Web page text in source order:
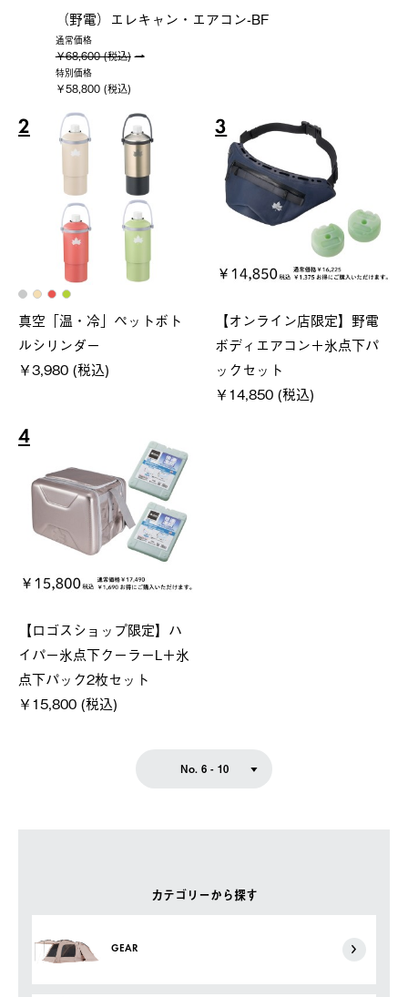
カテゴリーから探す
GEAR
（野電）エレキャン・エアコン-BF
通常価格
￥68,600 (税込)
特別価格
￥58,800 (税込)
2
真空「温・冷」ペットボト
ルシリンダー
￥3,980 (税込)
3
【オンライン店限定】野電
ボディエアコン＋氷点下パ
ックセット
￥14,850 (税込)
4
【ロゴスショップ限定】ハ
イパー氷点下クーラーL＋氷
点下パック2枚セット
￥15,800 (税込)
No. 6 - 10